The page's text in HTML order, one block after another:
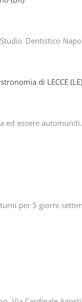
Dentistico
di LECCE (LE)
ed essere
per 5 giorni